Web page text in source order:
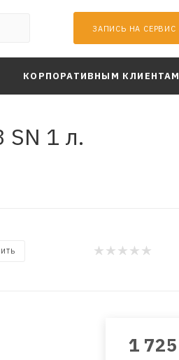
ЗАПИСЬ НА СЕРВИС
КОРПОРАТИВНЫМ КЛИЕНТАМ
SN 1 л.
1 725